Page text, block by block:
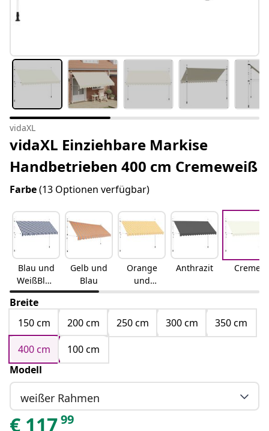
vidaXL
vidaXL Einziehbare Markise
Handbetrieben 400 cm Cremeweiß
Farbe(13 Optionen verfügbar)
Blau und
WeißBlau
und weiß
Gelb und
Blau
Orange
und
Weiß
Anthrazit Creme
Breite
150 cm
200 cm 250 cm 300 cm
350 cm
400 cm
100 cm
Modell
weißer Rahmen
€ 11799